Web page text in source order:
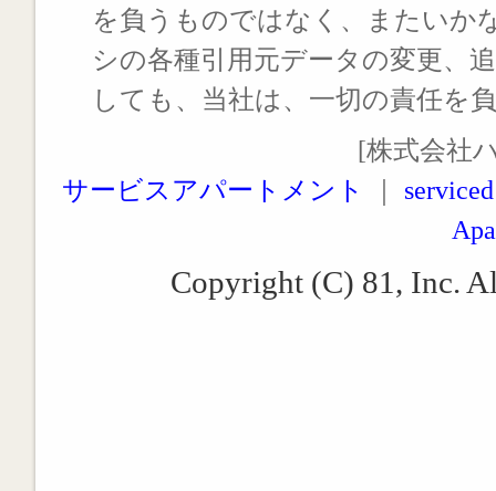
を負うものではなく、またいか
シの各種引用元データの変更、
しても、当社は、一切の責任を
[株式会社
サービスアパートメント
Copyright (C) 81, Inc.